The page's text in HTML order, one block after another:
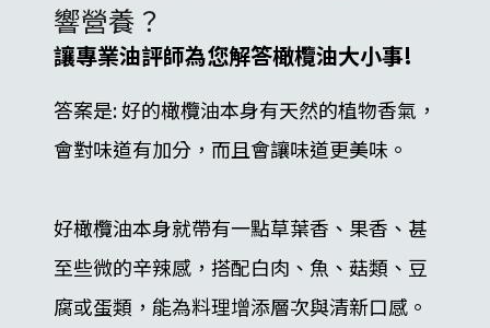
響營養？
讓專業油評師為您解答橄欖油大小事!
答案是: 好的橄欖油本身有天然的植物香氣，
會對味道有加分，而且會讓味道更美味。
好橄欖油本身就帶有一點草葉香、果香、甚
至些微的辛辣感，搭配白肉、魚、菇類、豆
腐或蛋類，能為料理增添層次與清新口感。